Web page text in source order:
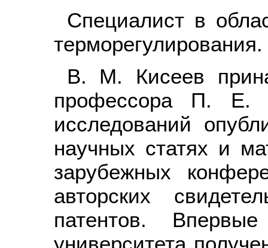
Специалист в
терморегулирования.
В. М. Кисеев
профессора П. Е.
исследований
научных статях и
зарубежных
авторских
патентов.